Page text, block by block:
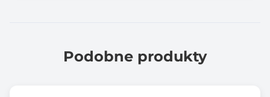
Dual ChannelPodobne produkty